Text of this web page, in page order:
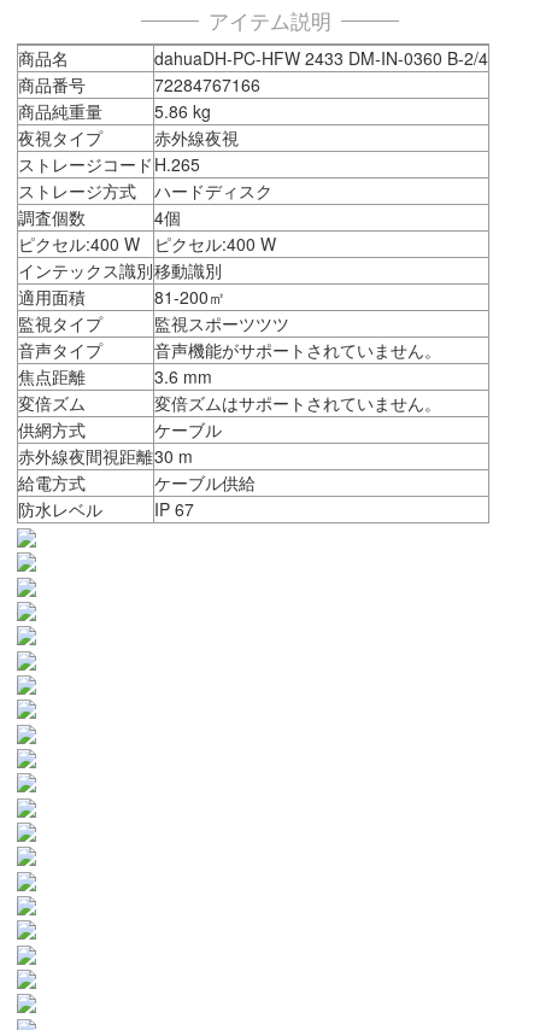
アイテム説明
商品名
dahuaDH-PC-HFW 2433 DM-IN-0360 B-2/4
商品番号
72284767166
商品純重量
5.86 kg
夜視タイプ
赤外線夜視
ストレージコード H.265
ストレージ方式
ハードディスク
調査個数
4個
ピクセル:400 W
ピクセル:400 W
インテックス識別移動識別
適用面積
81-200㎡
監視タイプ
監視スポーツツツ
音声タイプ
音声機能がサポートされていません。
焦点距離
3.6 mm
変倍ズム
変倍ズムはサポートされていません。
供網方式
ケーブル
赤外線夜間視距離30 m
給電方式
ケーブル供給
防水レベル
IP 67